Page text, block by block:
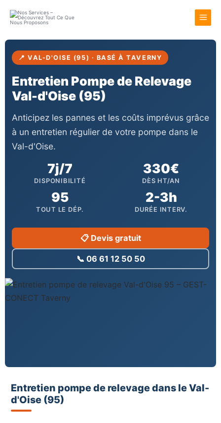
contenu
📍 VAL-D'OISE (95) · BASÉ À TAVERNY
Entretien Pompe de Relevage
Val-d'Oise (95)
Anticipez les pannes et les coûts imprévus grâce
à un entretien régulier de votre pompe dans le
Val-d'Oise.
7j/7
DISPONIBILITÉ
330€
DÈS HT/AN
95
TOUT LE DÉP.
2-3h
DURÉE INTERV.
📋 Devis gratuit
📞 06 61 12 50 50
Entretien pompe de relevage dans le Val-
d'Oise (95)